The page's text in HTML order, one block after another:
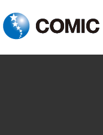
コミック アー